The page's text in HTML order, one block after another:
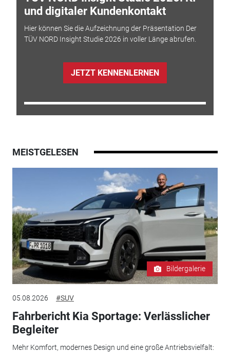
und digitaler Kundenkontakt
Hier können Sie die Aufzeichnung der Präsentation Der
TÜV NORD Insight Studie 2026 in voller Länge abrufen.
JETZT KENNENLERNEN
MEISTGELESEN
Bildergalerie
05.08.2026 #SUV
Fahrbericht Kia Sportage: Verlässlicher
Begleiter
Mehr Komfort, modernes Design und eine große Antriebsvielfalt: